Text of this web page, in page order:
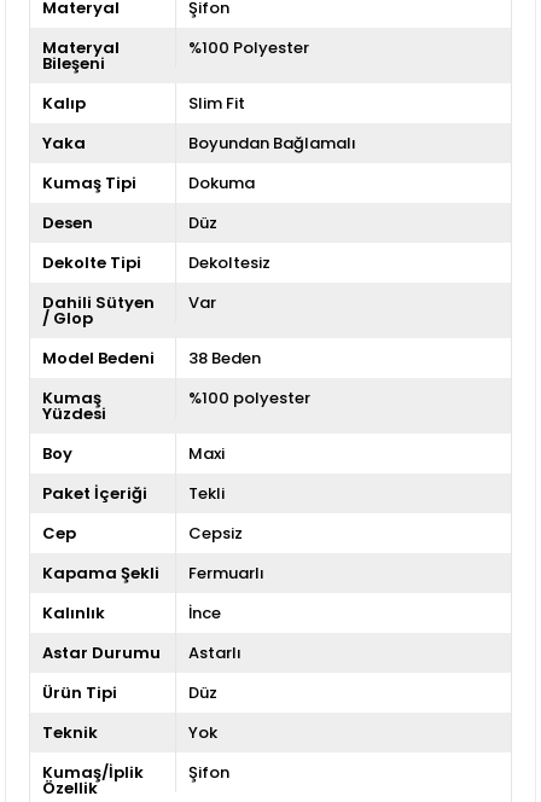
Materyal
Şifon
Materyal
Bileşeni
%100 Polyester
Kalıp
Slim Fit
Yaka
Boyundan Bağlamalı
Kumaş Tipi
Dokuma
Desen
Düz
Dekolte Tipi
Dekoltesiz
Dahili Sütyen
/ Glop
Var
Model Bedeni
38 Beden
Kumaş
Yüzdesi
%100 polyester
Boy
Maxi
Paket İçeriği
Tekli
Cep
Cepsiz
Kapama Şekli
Fermuarlı
Kalınlık
İnce
Astar Durumu
Astarlı
Ürün Tipi
Düz
Teknik
Yok
Kumaş/İplik
Özellik
Şifon